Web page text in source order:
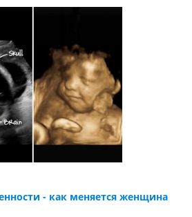
- как меняется женщина